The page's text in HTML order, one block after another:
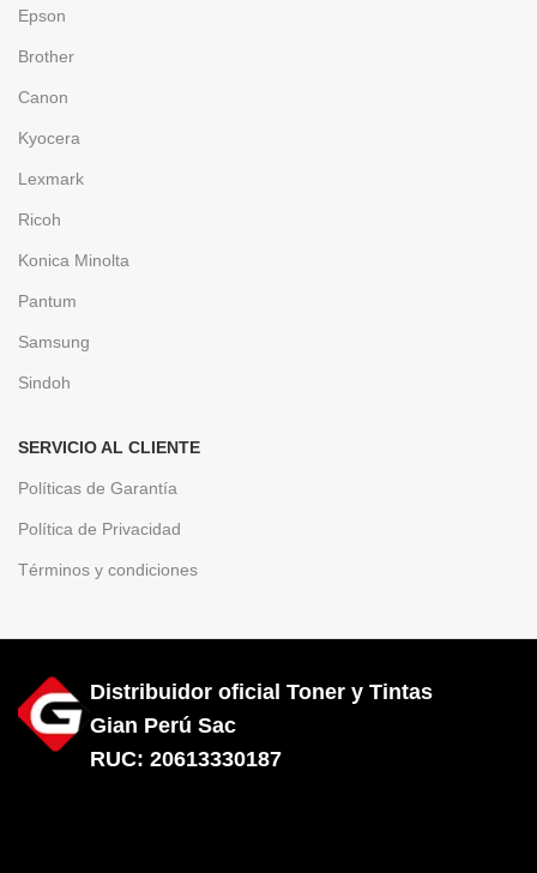
Epson
Brother
Canon
Kyocera
Lexmark
Ricoh
Konica Minolta
Pantum
Samsung
Sindoh
SERVICIO AL CLIENTE
Políticas de Garantía
Política de Privacidad
Términos y condiciones
Distribuidor oficial Toner y Tintas
Gian Perú Sac
RUC: 20613330187